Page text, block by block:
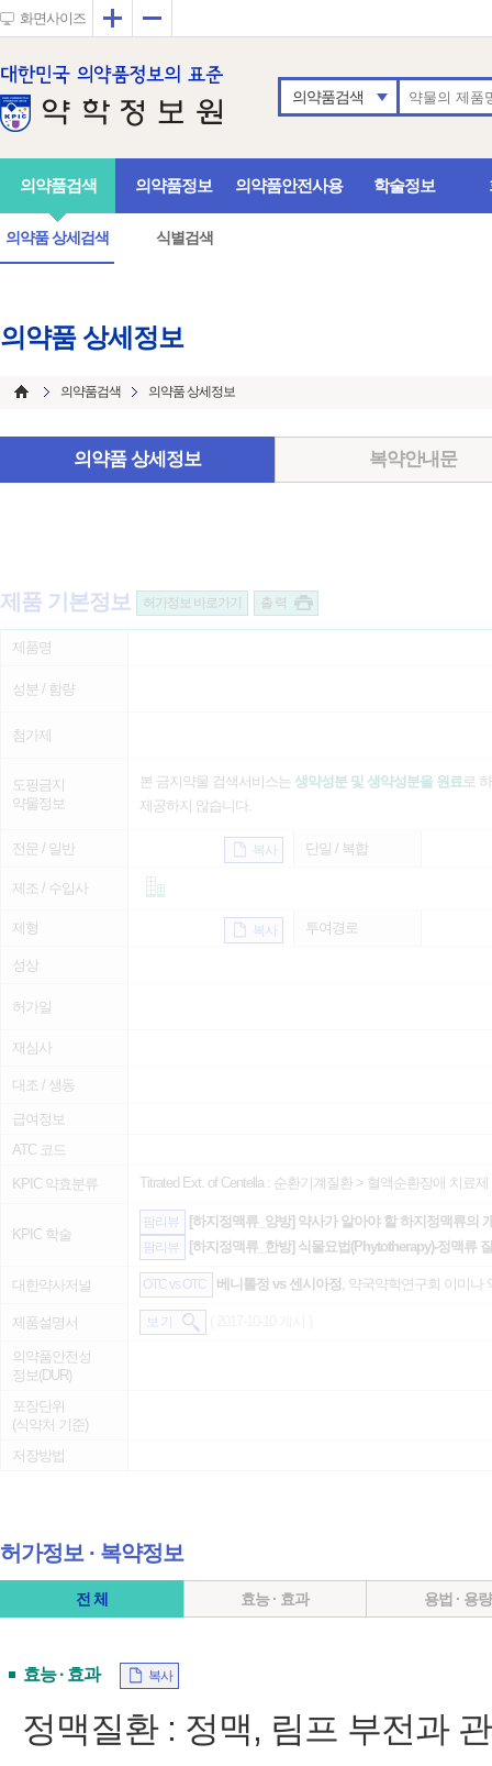
화면사이즈 확대
의약품검색
의약품검색
의약품 상세검색 식별검색
의약품정보 의약품안전사용 학술정보
의약품 상세정보
의약품검색 의약품 상세정보
의약품 상세정보 복약안내문
제품 기본정보 허가정보 바로가기 출 력
제품명
성분 / 함량
첨가제
도핑금지
약물정보
본 금지약물 검색서비스는 생약성분 및 생약성분을 원료로
제공하지 않습니다.
전문 / 일반 복사 단일 / 복합
제조 / 수입사
제형 복사 투여경로
성상
허가일
재심사
대조 / 생동
급여정보
ATC 코드
KPIC 약효분류 Titrated Ext. of Centella : 순환기계질환 > 혈액순환장애 치료제
KPIC 학술
팜리뷰 [하지정맥류_양방] 약사가 알아야 할 하지정맥류의
팜리뷰 [하지정맥류_한방] 식물요법(Phytotherapy)-정맥류
대한약사저널 OTC vs OTC 베니톨정 vs 센시아정 , 약국약학연구회 이미나
제품설명서 보 기
의약품안전성
정보(DUR)
포장단위
(식약처 기준)
저장방법
허가정보 ∙ 복약정보
전 체 효능 · 효과 용법 · 용량
효능 · 효과 복사
정맥질환 : 정맥, 림프 부전과